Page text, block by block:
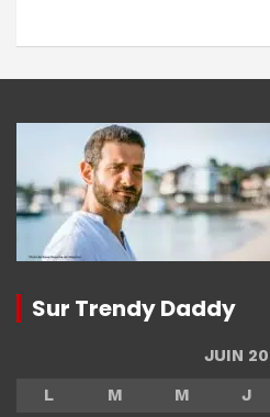
Sur Trendy Daddy
JUIN
L
M M J